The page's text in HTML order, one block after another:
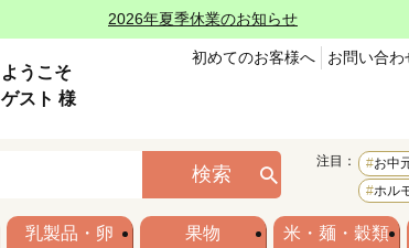
2026年夏季休業のお知らせ
ようこそ
ゲスト 様
初めてのお客様へ お問い合わ
検索
注目： お中
ホル
乳製品・卵 果物 米・麺・穀類